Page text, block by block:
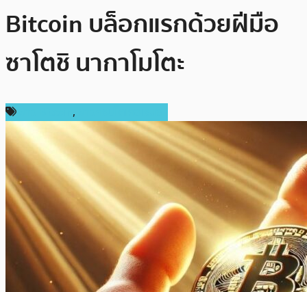
Bitcoin บล็อกแรกด้วยฝีมือ
ซาโตชิ นากาโมโตะ
,